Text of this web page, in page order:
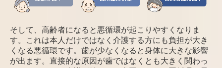
そして、高齢者になると悪循環が起こりやすくなりま
す。これは本人だけではなく介護する方にも負担が大き
くなる悪循環です。歯が少なくなると身体に大きな影響
が出ます。直接的な原因が歯ではなくとも大きく関わっ